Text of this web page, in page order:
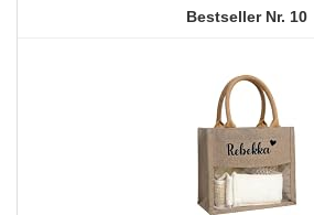
10